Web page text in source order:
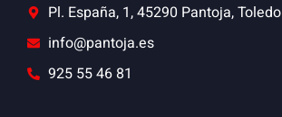
Pl. España, 1, 45290 Pantoja, Toledo
info@pantoja.es
925 55 46 81